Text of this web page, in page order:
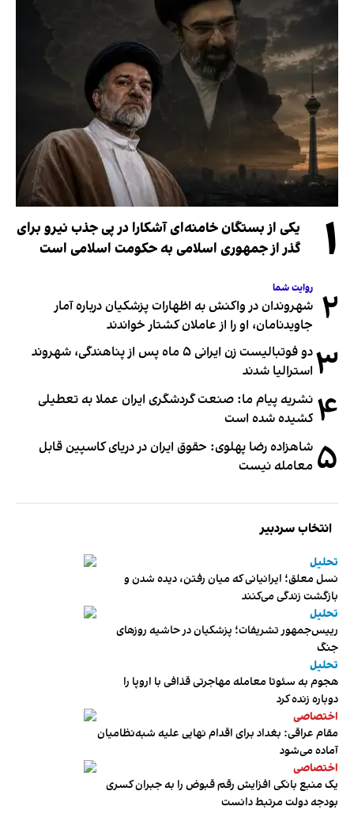
۱
یکی از بستگان خامنه‌ای آشکارا در پی جذب نیرو برای
گذر از جمهوری اسلامی به حکومت اسلامی است
۲ روایت شما
شهروندان در واکنش به اظهارات پزشکیان درباره آمار
جاویدنامان، او را از عاملان کشتار خواندند
۳
دو فوتبالیست زن ایرانی ۵ ماه پس از پناهندگی، شهروند
استرالیا شدند
۴ نشریه پیام ما: صنعت گردشگری ایران عملا به تعطیلی
کشیده شده است
۵ شاهزاده رضا پهلوی: حقوق ایران در دریای کاسپین قابل
معامله نیست
انتخاب سردبیر
تحلیل
نسل معلق؛ ایرانیانی که میان رفتن، دیده شدن و
بازگشت زندگی می‌کنند
تحلیل
رییس‌جمهور تشریفات؛ پزشکیان در حاشیه روزهای
جنگ
تحلیل
هجوم به سئوتا معامله مهاجرتی قذافی با اروپا را
دوباره زنده کرد
اختصاصی
مقام عراقی: بغداد برای اقدام نهایی علیه شبه‌نظامیان
آماده می‌شود
اختصاصی
یک منبع بانکی افزایش رقم قبوض را به جبران کسری
بودجه دولت مرتبط دانست